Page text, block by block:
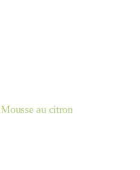
Mousse au citron